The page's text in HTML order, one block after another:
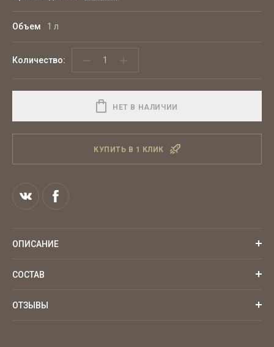
Объем 1 л
Количество: − +
НЕТ В НАЛИЧИИ
КУПИТЬ В 1 КЛИК
ОПИСАНИЕ
СОСТАВ
ОТЗЫВЫ